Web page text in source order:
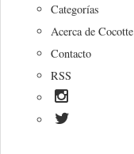
Categorías
Acerca de Cocotte
Contacto
RSS